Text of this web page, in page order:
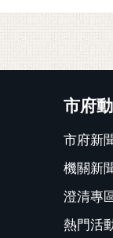
市府
市府新
機關新
澄清專
熱門活